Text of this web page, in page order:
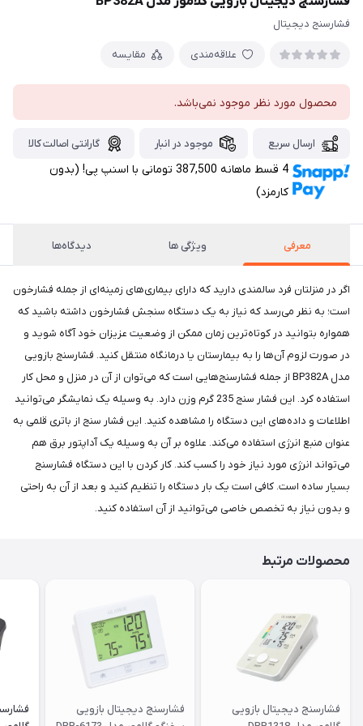
فشارسنج دیجیتال
علاقه‌مندی مقایسه
محصول مورد نظر موجود نمی‌باشد.
ارسال سریع موجود در انبار گارانتی اصالت کالا
4 قسط ماهانه 387,500 تومانی با اسنپ ‌پی! (بدون
کارمزد)
معرفی ویژگی ها دیدگاه‌ها
اگر در منزلتان فرد سالمندی دارید که دارای بیماری‌های زمینه‌ای از جمله فشارخون
است؛ به نظر می‌رسد که نیاز به یک دستگاه سنجش فشارخون داشته باشید که
همواره بتوانید در کوتاه‌ترین زمان ممکن از وضعیت عزیزان خود آگاه شوید و
در صورت لزوم آن‌ها را به بیمارستان یا درمانگاه منتقل کنید. فشارسنج‌ بازویی
مدل BP382A از جمله فشارسنج‌هایی است که می‌توان از آن در منزل و محل کار
استفاده کرد. این فشار سنج 235 گرم وزن دارد. به وسیله یک نمایشگر می‌توانید
اطلاعات و داده‌های این دستگاه را مشاهده کنید. این فشار سنج از باتری قلمی به
عنوان منبع انرژی استفاده می‌کند. علاوه بر آن به وسیله یک آداپتور برق هم
می‌تواند انرژی مورد نیاز خود را کسب کند. کار کردن با این دستگاه فشارسنج
بسیار ساده است. کافی است یک بار دستگاه را تنظیم کنید و بعد از آن به راحتی
و بدون نیاز به تخصص خاصی می‌توانید از آن استفاده کنید.
محصولات مرتبط
فشارسنج دیجیتال بازویی
فشارسنج دیجیتال بازویی